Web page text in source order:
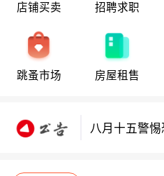
店铺买卖 招聘求职
跳蚤市场 房屋租售
八月十五警
八月十五警惕